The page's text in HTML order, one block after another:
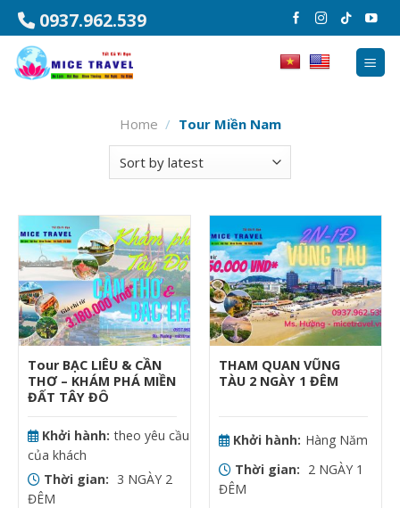
Chuyển
đến
nội
dung
0937.962.539
Home / Tour Miền Nam
Tour BẠC LIÊU & CẦN
THƠ – KHÁM PHÁ MIỀN
ĐẤT TÂY ĐÔ
Khởi hành: theo yêu cầu
của khách
Thời gian: 3 NGÀY 2
ĐÊM
THAM QUAN VŨNG
TÀU 2 NGÀY 1 ĐÊM
Khởi hành: Hàng Năm
Thời gian: 2 NGÀY 1
ĐÊM